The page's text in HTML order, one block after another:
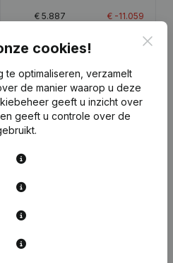
€ 5.887 € -11.059
€-2.672
€8.531 € -6.666
Oprichting (Nieuwe
cookies!
te optimaliseren, verzamelt
de manier waarop u deze
geeft u inzicht over
geeft u controle over de